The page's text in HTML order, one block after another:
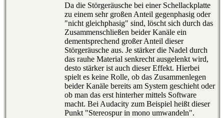
Da die Störgeräusche bei einer Schellackplatte
zu einem sehr großen Anteil gegenphasig oder
"nicht gleichphasig" sind, löscht sich durch das
Zusammenschließen beider Kanäle ein
dementsprechend großer Anteil dieser
Störgeräusche aus. Je stärker die Nadel durch
das rauhe Material senkrecht ausgelenkt wird,
desto stärker ist auch dieser Effekt. Hierbei
spielt es keine Rolle, ob das Zusammenlegen
beider Kanäle bereits am System geschieht oder
ob man das erst hinterher mittels Software
macht. Bei Audacity zum Beispiel heißt dieser
Punkt "Stereospur in mono umwandeln".